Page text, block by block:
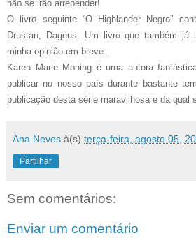
não se irão arrepender!
O livro seguinte “O Highlander Negro”
Drustan, Dageus. Um livro que também
minha opinião em breve…
Karen Marie Moning é uma autora
publicar no nosso país durante bastante
publicação desta série maravilhosa e da qual
Ana Neves à(s) terça-feira, agosto 05,
Partilhar
Sem comentários:
Enviar um comentário